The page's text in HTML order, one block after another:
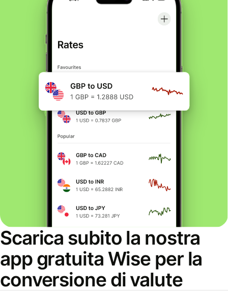
Scarica subito la nostra
app gratuita Wise per la
conversione di valute